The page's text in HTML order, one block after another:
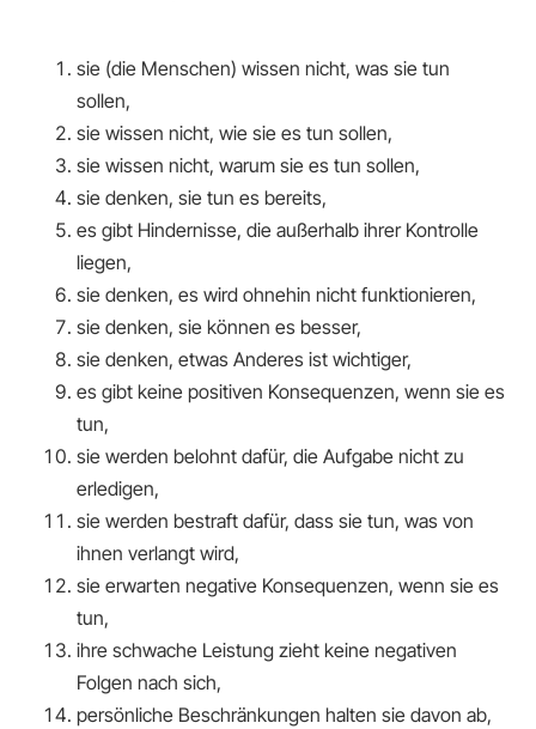
sie (die Menschen) wissen nicht, was sie tun
sollen,
sie wissen nicht, wie sie es tun sollen,
sie wissen nicht, warum sie es tun sollen,
sie denken, sie tun es bereits,
es gibt Hindernisse, die außerhalb ihrer Kontrolle
liegen,
sie denken, es wird ohnehin nicht funktionieren,
sie denken, sie können es besser,
sie denken, etwas Anderes ist wichtiger,
es gibt keine positiven Konsequenzen, wenn sie es
tun,
sie werden belohnt dafür, die Aufgabe nicht zu
erledigen,
sie werden bestraft dafür, dass sie tun, was von
ihnen verlangt wird,
sie erwarten negative Konsequenzen, wenn sie es
tun,
ihre schwache Leistung zieht keine negativen
Folgen nach sich,
persönliche Beschränkungen halten sie davon ab,